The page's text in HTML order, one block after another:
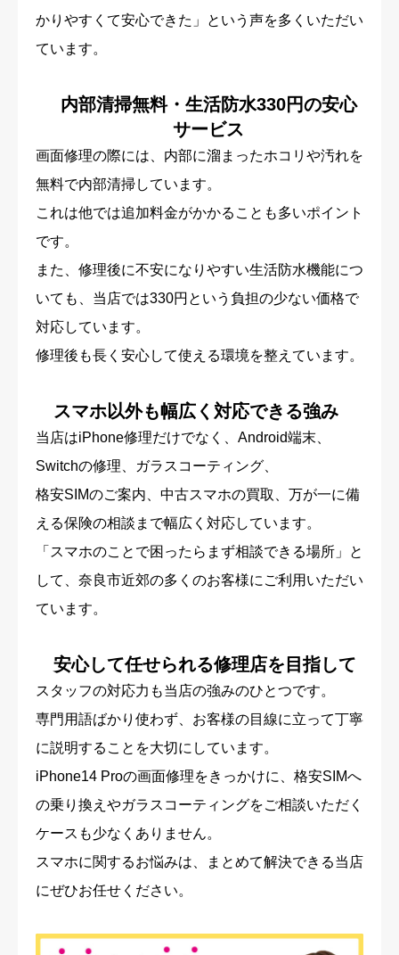
かりやすくて安心できた」という声を多くいただい
ています。
内部清掃無料・生活防水330円の安心
サービス
画面修理の際には、内部に溜まったホコリや汚れを
無料で内部清掃しています。
これは他では追加料金がかかることも多いポイント
です。
また、修理後に不安になりやすい生活防水機能につ
いても、当店では330円という負担の少ない価格で
対応しています。
修理後も長く安心して使える環境を整えています。
スマホ以外も幅広く対応できる強み
当店はiPhone修理だけでなく、Android端末、
Switchの修理、ガラスコーティング、
格安SIMのご案内、中古スマホの買取、万が一に備
える保険の相談まで幅広く対応しています。
「スマホのことで困ったらまず相談できる場所」と
して、奈良市近郊の多くのお客様にご利用いただい
ています。
安心して任せられる修理店を目指して
スタッフの対応力も当店の強みのひとつです。
専門用語ばかり使わず、お客様の目線に立って丁寧
に説明することを大切にしています。
iPhone14 Proの画面修理をきっかけに、格安SIMへ
の乗り換えやガラスコーティングをご相談いただく
ケースも少なくありません。
スマホに関するお悩みは、まとめて解決できる当店
にぜひお任せください。